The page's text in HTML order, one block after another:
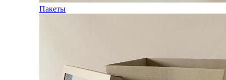
Пакеты